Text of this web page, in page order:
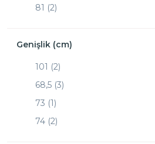
81 (2)
82.5 (2)
83 (5)
83.5 (3)
84 (6)
85,5 (2)
Genişlik (cm)
101 (2)
68,5 (3)
73 (1)
74 (2)